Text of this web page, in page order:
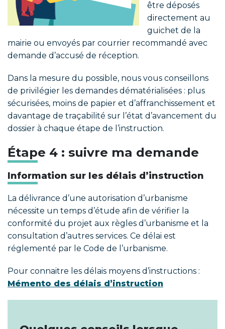
être déposés
directement au
guichet de la
mairie ou envoyés par courrier recommandé avec
demande d’accusé de réception.
Dans la mesure du possible, nous vous conseillons
de privilégier les demandes dématérialisées : plus
sécurisées, moins de papier et d’affranchissement et
davantage de traçabilité sur l’état d’avancement du
dossier à chaque étape de l’instruction.
Étape 4 : suivre ma demande
Information sur les délais d’instruction
La délivrance d’une autorisation d’urbanisme
nécessite un temps d’étude afin de vérifier la
conformité du projet aux règles d’urbanisme et la
consultation d’autres services. Ce délai est
réglementé par le Code de l’urbanisme.
Pour connaitre les délais moyens d’instructions :
Mémento des délais d’instruction